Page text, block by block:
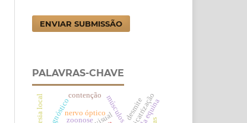
ENVIAR SUBMISSÃO
PALAVRAS-CHAVE
nervo óptico
diagnóstico cicatrização
contenção
desmite
zoonose